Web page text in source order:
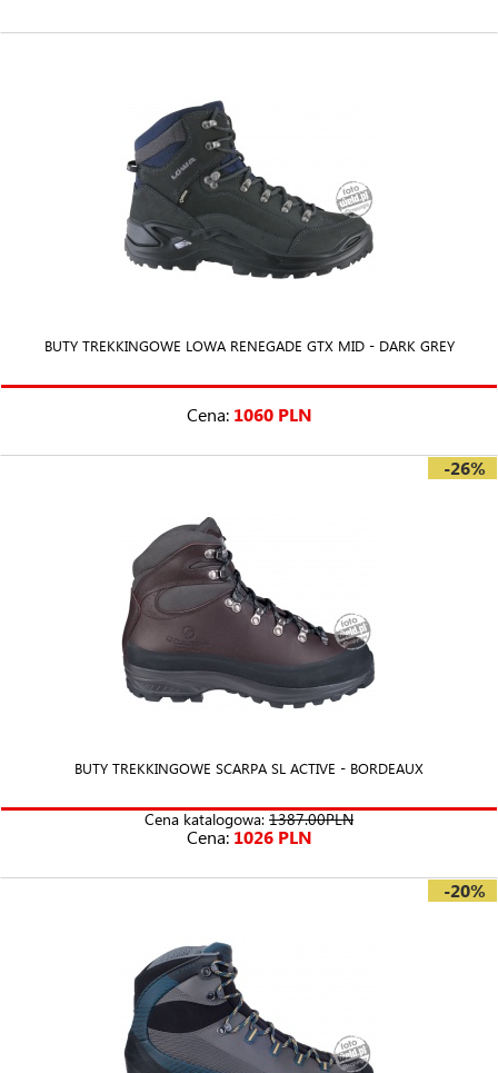
BUTY TREKKINGOWE LOWA RENEGADE GTX MID - DARK GREY
Cena: 1060 PLN
-26%
BUTY TREKKINGOWE SCARPA SL ACTIVE - BORDEAUX
Cena katalogowa: 1387.00PLN
Cena: 1026 PLN
-20%